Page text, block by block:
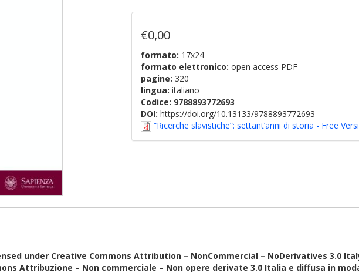
€0,00
formato: 17x24
formato elettronico: open access PDF
pagine: 320
lingua: italiano
Codice: 9788893772693
DOI: https://doi.org/10.13133/9788893772693
“Ricerche slavistiche”: settant’anni di storia - Free
under Creative Commons Attribution – NonCommercial – NoDerivatives 3.0 Italy
Attribuzione – Non commerciale – Non opere derivate 3.0 Italia e diffusa in